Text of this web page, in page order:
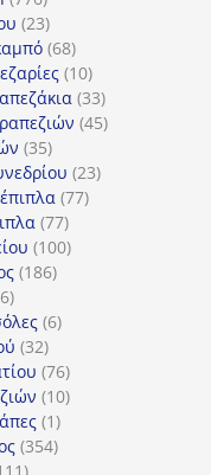
προϊόντα
2323
προϊόντα
6868
προϊόντα
1010
προϊόντα
3333
προϊόντα
4545
3535
προϊόντα
2323
7777
7777
προϊόντα
100100
186186
776
προϊόντα
66
3232
προϊόντα
7676
προϊόντα
1010
11
προϊόν
354354
111